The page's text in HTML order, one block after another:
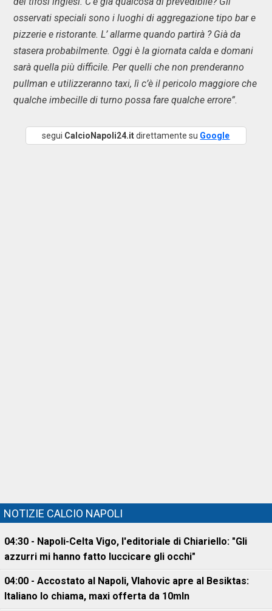
osservati speciali sono i luoghi di aggregazione tipo bar e
pizzerie e ristorante. L’ allarme quando partirà ? Già da
stasera probabilmente. Oggi è la giornata calda e domani
sarà quella più difficile. Per quelli che non prenderanno
pullman e utilizzeranno taxi, lì c’è il pericolo maggiore che
qualche imbecille di turno possa fare qualche errore”.
segui CalcioNapoli24.itdirettamente su Google
NOTIZIE CALCIO NAPOLI
04:30 - Napoli-Celta Vigo, l'editoriale di Chiariello: "Gli
azzurri mi hanno fatto luccicare gli occhi"
04:00 - Accostato al Napoli, Vlahovic apre al Besiktas:
Italiano lo chiama, maxi offerta da 10mln